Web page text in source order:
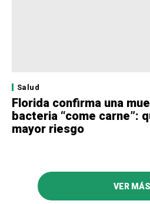
Salud
Florida confirma una
bacteria “come carne”:
mayor riesgo
VER MÁS